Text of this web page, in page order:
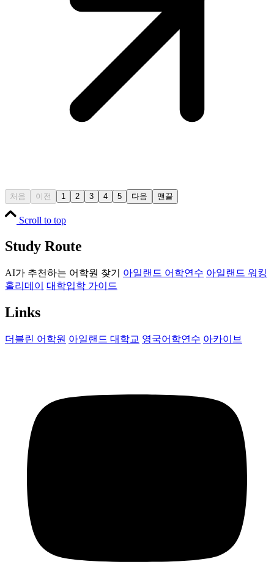
처음 이전 1 2 3 4 5 다음 맨끝
Scroll to top
Study Route
AI가 추천하는 어학원 찾기 아일랜드 어학연수 아일랜드 워킹
홀리데이
대학입학 가이드
Links
더블린 어학원 아일랜드 대학교 영국어학연수 아카이브